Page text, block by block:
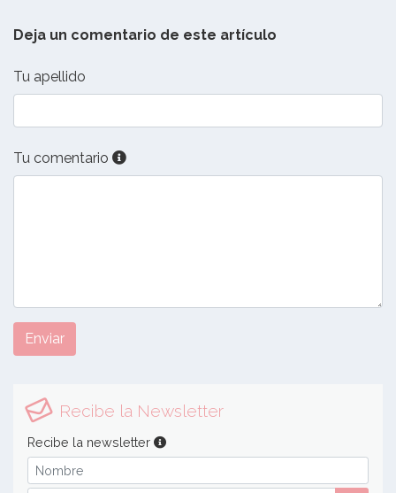
Deja un comentario de este artículo
Tu apellido
Tu comentario
Enviar
Recibe la Newsletter
Recibe la newsletter